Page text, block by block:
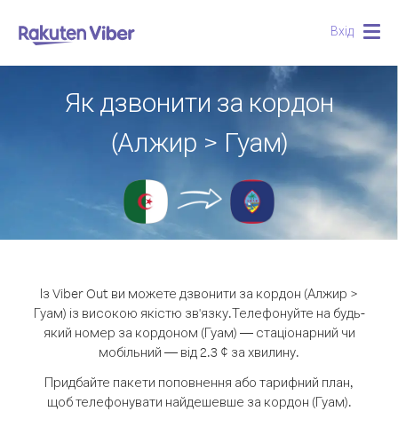
Вхід
Як дзвонити за кордон
(Алжир > Гуам)
Із Viber Out ви можете дзвонити за кордон (Алжир >
Гуам) із високою якістю зв'язку.Телефонуйте на будь-
який номер за кордоном (Гуам) — стаціонарний чи
мобільний — від 2.3 ¢ за хвилину.
Придбайте пакети поповнення або тарифний план,
щоб телефонувати найдешевше за кордон (Гуам).